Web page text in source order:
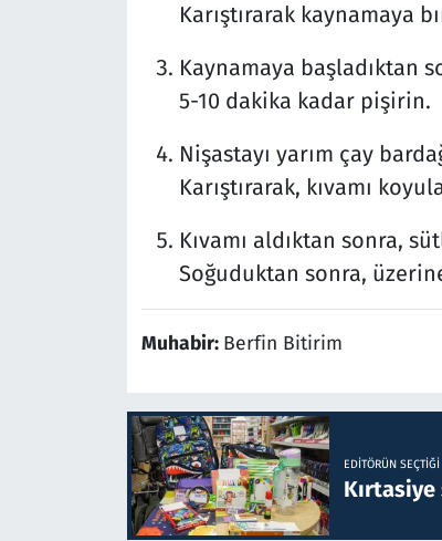
Karıştırarak kaynamaya
Kaynamaya başladıktan
5-10 dakika kadar pişirin.
Nişastayı yarım çay
Karıştırarak, kıvamı
Kıvamı aldıktan sonra,
Soğuduktan sonra,
Muhabir: Berfin Bitirim
EDITÖRÜN SEÇTIĞI